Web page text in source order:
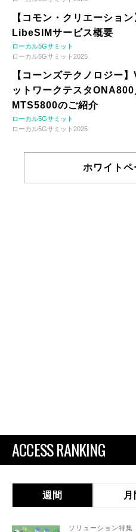
【コモン・クリエーショ
LibeSIMサービス概要
ローカル5Gサミット
ローカル5Gサミット2025
【コーンズテクノロジ
ットワークテスタ
MTS5800のご紹介
ローカル5Gサミット
ローカル5Gサミット2025
ホワイト
ACCESS RANKING
週間 月
ソリューション特集